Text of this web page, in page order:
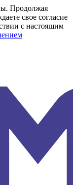
Продолжая
свое согласие
с настоящим